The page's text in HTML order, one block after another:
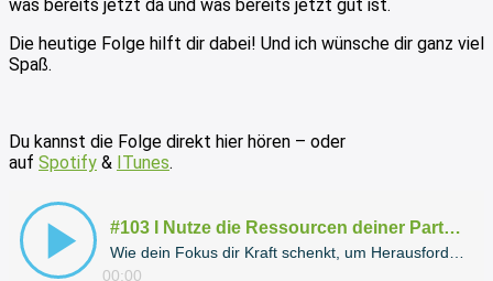
was bereits jetzt da und was bereits jetzt gut ist.
Die heutige Folge hilft dir dabei! Und ich wünsche dir ganz viel
Spaß.
Du kannst die Folge direkt hier hören – oder
auf Spotify & ITunes.